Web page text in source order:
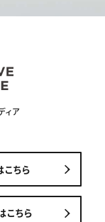
ィア
ちら
こちら